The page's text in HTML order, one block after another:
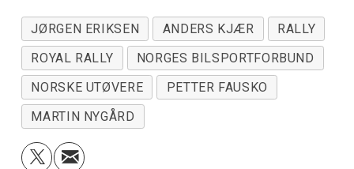
JØRGEN ERIKSEN ANDERS KJÆR
RALLY
ROYAL RALLY
NORGES BILSPORTFORBUND
NORSKE UTØVERE
PETTER FAUSKO
MARTIN NYGÅRD